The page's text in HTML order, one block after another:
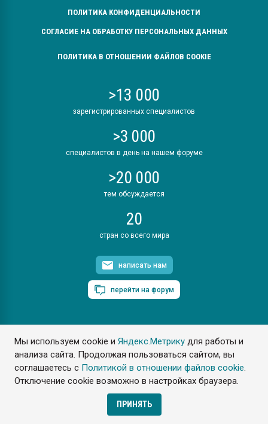
Мы используем cookie иЯндекс.Метрику для работы и
анализа сайта. Продолжая пользоваться сайтом, вы
соглашаетесь с Политикой в отношении файлов cookie.
Отключение cookie возможно в настройках браузера.
ПРИНЯТЬ
ПОЛИТИКА КОНФИДЕНЦИАЛЬНОСТИ
СОГЛАСИЕ НА ОБРАБОТКУ ПЕРСОНАЛЬНЫХ ДАННЫХ
ПОЛИТИКА В ОТНОШЕНИИ ФАЙЛОВ COOKIE
>13 000
зарегистрированных специалистов
>3 000
специалистов в день на нашем форуме
>20 000
тем обсуждается
20
стран со всего мира
написать нам
перейти на форум
ПластЭксперт © 2006. Все права защищены
Разрешается копирование материалов сайта с обязательной
ссылкой на www.e-plastic.ru
Разработка сайта